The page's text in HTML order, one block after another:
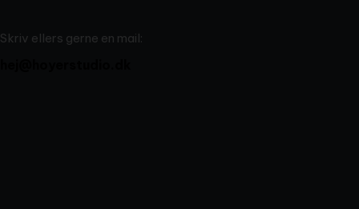
Skriv ellers gerne en mail: